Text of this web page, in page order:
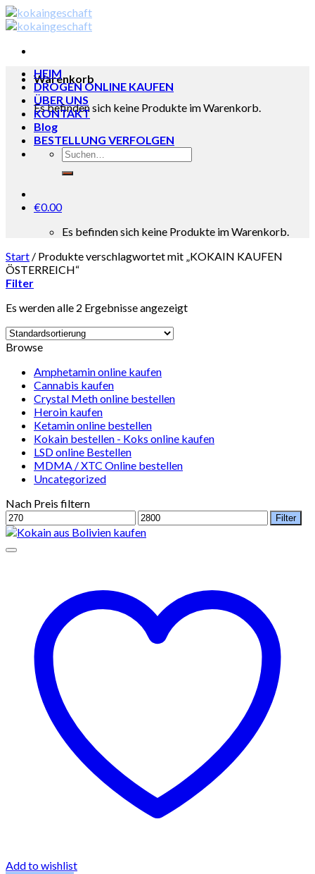
Skip
to
Warenkorb
Es befinden sich keine Produkte im Warenkorb.
HEIM
DROGEN ONLINE KAUFEN
ÜBER UNS
KONTAKT
Blog
BESTELLUNG VERFOLGEN
€0.00
Es befinden sich keine Produkte im Warenkorb.
Start / Produkte verschlagwortet mit „KOKAIN KAUFEN
ÖSTERREICH“
Filter
Es werden alle 2 Ergebnisse angezeigt
Browse
Amphetamin online kaufen
Cannabis kaufen
Crystal Meth online bestellen
Heroin kaufen
Ketamin online bestellen
Kokain bestellen - Koks online kaufen
LSD online Bestellen
MDMA / XTC Online bestellen
Uncategorized
Nach Preis filtern
Min.
Preis
Max.
Preis
Filter
Add to wishlist